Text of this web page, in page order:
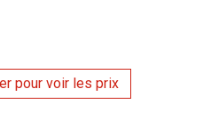
pour voir les prix